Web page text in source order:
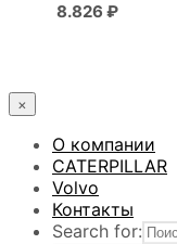
8.826 ₽
×
О компании
CATERPILLAR
Volvo
Контакты
Search for: